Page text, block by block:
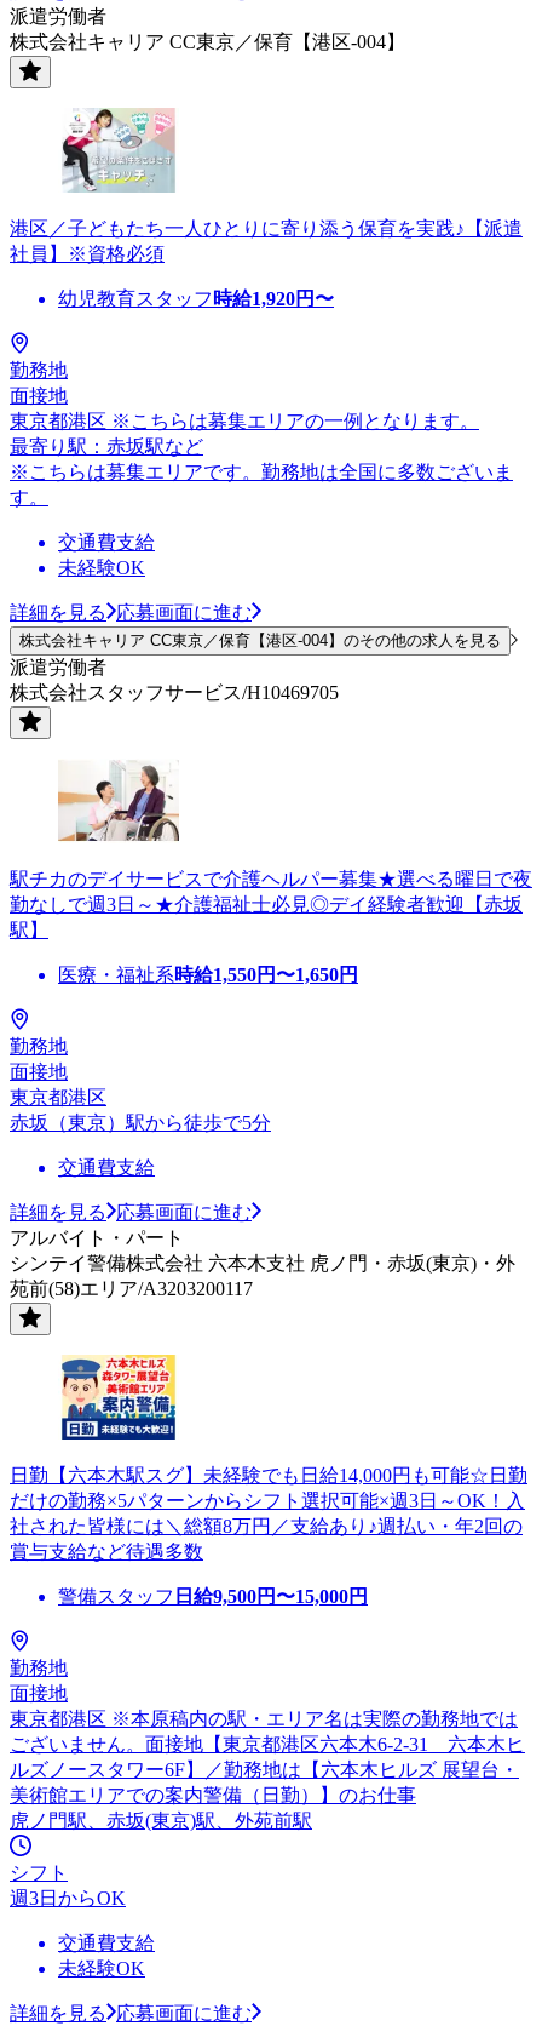
派遣労働者
株式会社キャリア CC東京／保育【港区-004】
港区／子どもたち一人ひとりに寄り添う保育を実践♪【派遣
社員】※資格必須
幼児教育スタッフ 時給1,920円〜
勤務地
面接地
東京都港区 ※こちらは募集エリアの一例となります。
最寄り駅：赤坂駅など
※こちらは募集エリアです。勤務地は全国に多数ございま
す。
交通費支給
未経験OK
詳細を見る 応募画面に進む
株式会社キャリア CC東京／保育【港区-004】のその他の求人を見る
派遣労働者
株式会社スタッフサービス/H10469705
駅チカのデイサービスで介護ヘルパー募集★選べる曜日で夜
勤なしで週3日～★介護福祉士必見◎デイ経験者歓迎【赤坂
駅】
医療・福祉系時給1,550円〜1,650円
勤務地
面接地
東京都港区
赤坂（東京）駅から徒歩で5分
交通費支給
詳細を見る
応募画面に進む
アルバイト・パート
シンテイ警備株式会社 六本木支社 虎ノ門・赤坂(東京)・外
苑前(58)エリア/A3203200117
日勤【六本木駅スグ】未経験でも日給14,000円も可能☆日勤
だけの勤務×5パターンからシフト選択可能×週3日～OK！入
社された皆様には＼総額8万円／支給あり♪週払い・年2回の
賞与支給など待遇多数
警備スタッフ 日給9,500円〜15,000円
勤務地
面接地
東京都港区 ※本原稿内の駅・エリア名は実際の勤務地では
ございません。面接地【東京都港区六本木6-2-31 六本木ヒ
ルズノースタワー6F】／勤務地は【六本木ヒルズ 展望台・
美術館エリアでの案内警備（日勤）】のお仕事
虎ノ門駅、赤坂(東京)駅、外苑前駅
シフト
週3日からOK
交通費支給
未経験OK
詳細を見る 応募画面に進む